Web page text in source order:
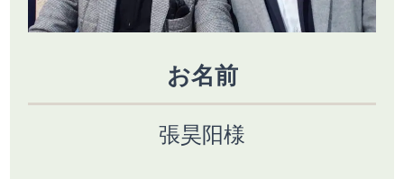
お名前
張昊阳様